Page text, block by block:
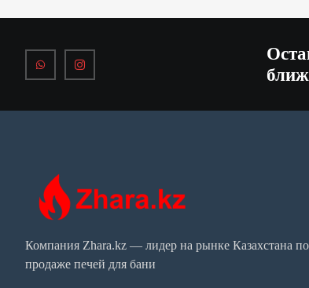
Компания Zhara.kz — лидер на рынке Казахстана по
продаже печей для бани